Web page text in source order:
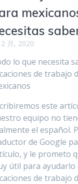
月, 2020
lo que necesita
de trabajo
este
equipo no
el español.
de Google
y le prometo
útil para ayudarlo
de trabajo